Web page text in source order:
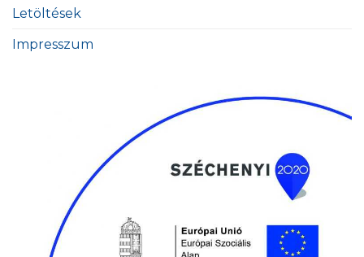
Letöltések
Impresszum